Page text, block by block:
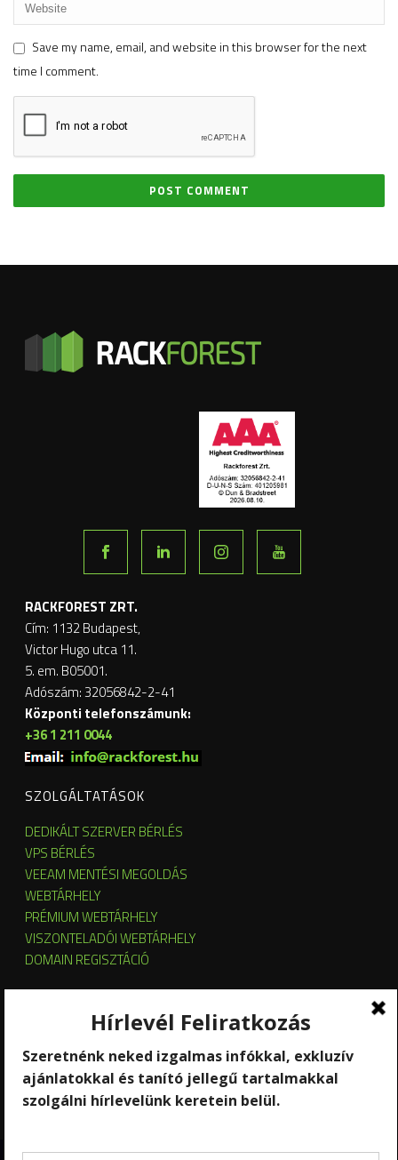
Save my name, email, and website in this browser for the next
time I comment.
RACKFOREST ZRT.
Cím: 1132 Budapest,
Victor Hugo utca 11.
5. em. B05001.
Adószám: 32056842-2-41
Központi telefonszámunk:
+36 1 211 0044
SZOLGÁLTATÁSOK
DEDIKÁLT SZERVER BÉRLÉS
VPS BÉRLÉS
VEEAM MENTÉSI MEGOLDÁS
WEBTÁRHELY
PRÉMIUM WEBTÁRHELY
VISZONTELADÓI WEBTÁRHELY
DOMAIN REGISZTÁCIÓ
SZERVER ÜZEMELTETÉS
SZOFTVERBÉRLÉS
STREAMING
Copyright 2026 © RackForest